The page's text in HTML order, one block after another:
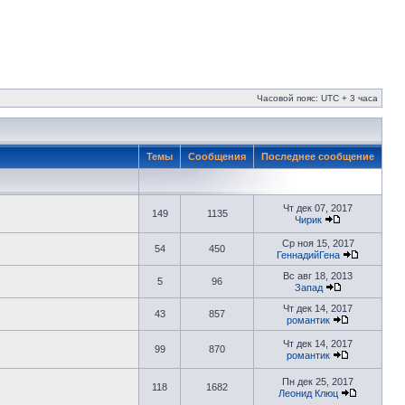
Часовой пояс: UTC + 3 часа
Темы Сообщения Последнее сообщение
149 1135
Чт дек 07, 2017
Чирик
54 450
Ср ноя 15, 2017
ГеннадийГена
5 96
Вс авг 18, 2013
Запад
43 857
Чт дек 14, 2017
романтик
99 870
Чт дек 14, 2017
романтик
118 1682
Пн дек 25, 2017
Леонид Клюц